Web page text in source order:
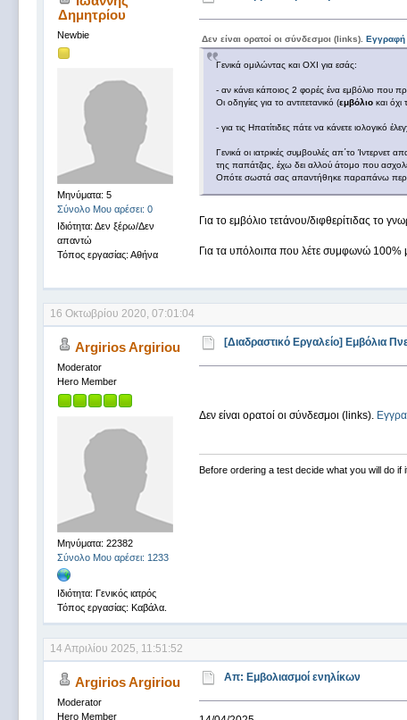
Δημητρίου
Newbie
Μηνύματα: 5
Σύνολο Μου αρέσει: 0
Ιδιότητα: Δεν ξέρω/Δεν
απαντώ
Τόπος εργασίας: Αθήνα
Δεν είναι ορατοί οι σύνδεσμοι (links). Εγγραφή
Γενικά ομιλώντας και ΟΧΙ για εσάς:
- αν κάνει κάποιος 2 φορές ένα εμβόλιο που
Οι οδηγίες για το αντιτετανικό (εμβόλιοκαι όχι
- για τις Ηπατίτιδες πάτε να κάνετε ιολογικό
Γενικά οι ιατρικές συμβουλές απ΄το Ίντερνετ
της παπάτζας, έχω δει αλλού άτομο που
Οπότε σωστά σας απαντήθηκε παραπάνω περί
Για το εμβόλιο τετάνου/διφθερίτιδας το
Για τα υπόλοιπα που λέτε συμφωνώ 100%
16 Οκτωβρίου 2020, 07:01:04
Argirios Argiriou
Moderator
Hero Member
Μηνύματα: 22382
Σύνολο Μου αρέσει: 1233
Ιδιότητα: Γενικός ιατρός
Τόπος εργασίας: Καβάλα.
[Διαδραστικό Εργαλείο] Εμβόλια
Δεν είναι ορατοί οι σύνδεσμοι (links).
Before ordering a test decide what you will do
14 Απριλίου 2025, 11:51:52
Argirios Argiriou
Moderator
Hero Member
Απ: Εμβολιασμοί ενηλίκων